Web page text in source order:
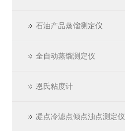
石油产品蒸馏测定仪
全自动蒸馏测定仪
恩氏粘度计
凝点冷滤点倾点浊点测定仪